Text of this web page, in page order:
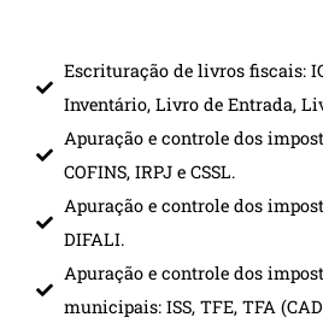
Escrituração de livros fiscais:
Inventário, Livro de Entrada,
Apuração e controle dos
COFINS, IRPJ e CSSL.
Apuração e controle dos
DIFALI.
Apuração e controle dos
municipais: ISS, TFE, TFA